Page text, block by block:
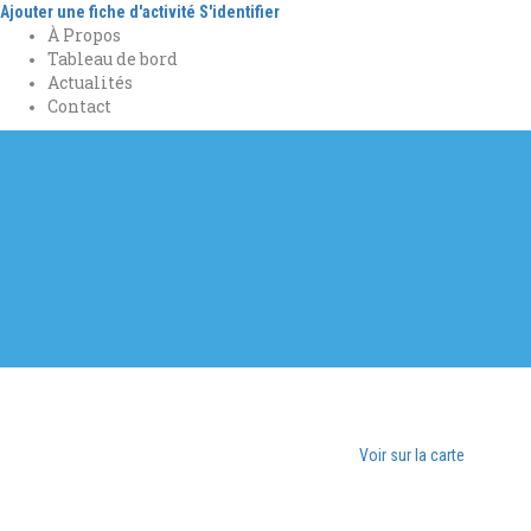
Ajouter une fiche d'activité S'identifier
À Propos
Tableau de bord
Actualités
Contact
Voir sur la carte